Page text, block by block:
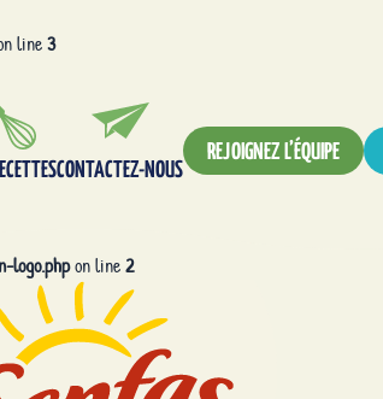
line3
CONTACTEZ-NOUS
REJOIGNEZ L’ÉQUIPE
logo.phpon line2